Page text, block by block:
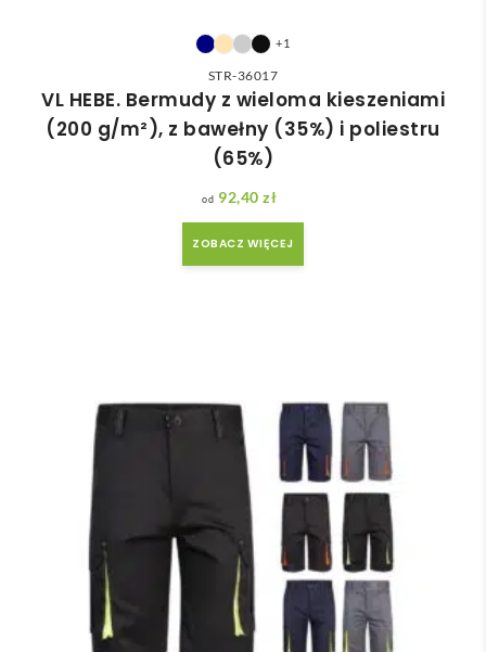
+1
STR-36017
VL HEBE. Bermudy z wieloma kieszeniami
(200 g/m²), z bawełny (35%) i poliestru
(65%)
92,40zł
ZOBACZ WIĘCEJ